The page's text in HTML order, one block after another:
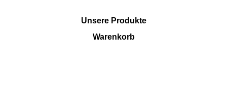
Unsere Produkte
Warenkorb